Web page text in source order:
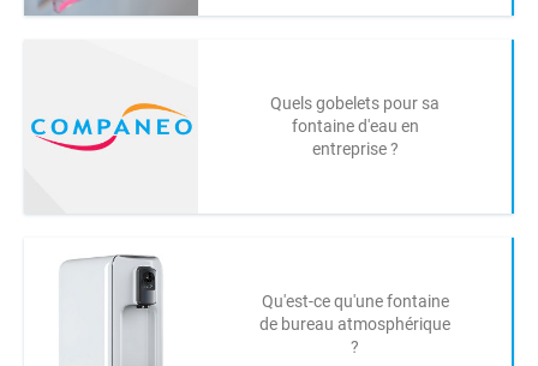
Quels gobelets pour sa
fontaine d'eau en
entreprise ?
Qu'est-ce qu'une fontaine
de bureau atmosphérique
?